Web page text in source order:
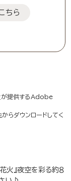
ちら
が提供するAdobe
らダウンロードしてく
火』夜空を彩る約８